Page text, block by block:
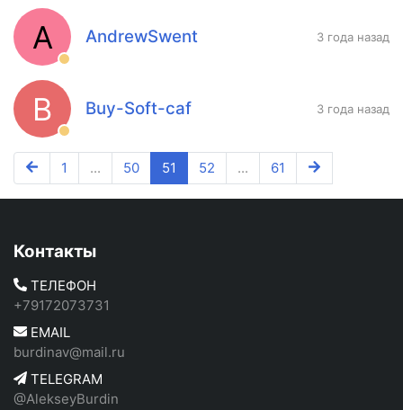
A AndrewSwent 3 года назад
B Buy-Soft-caf 3 года назад
1 ... 50 51 52 ... 61
Контакты
ТЕЛЕФОН
+79172073731
EMAIL
burdinav@mail.ru
TELEGRAM
@AlekseyBurdin